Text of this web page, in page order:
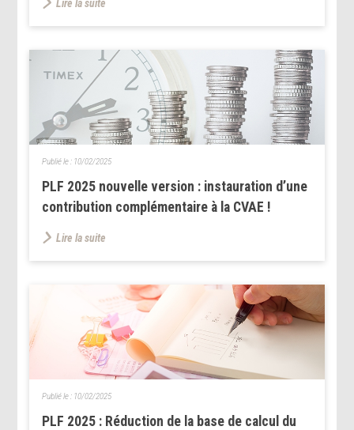
Lire la suite
PLF 2025 nouvelle version : instauration d’une
contribution complémentaire à la CVAE !
Publié le : 10/02/2025
Lire la suite
PLF 2025 : Réduction de la base de calcul du
Publié le : 10/02/2025